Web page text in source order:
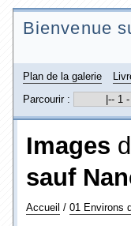
Bienvenue
Plan de la galerie
Parcourir :
Images
sauf
Accueil / 01 Environs